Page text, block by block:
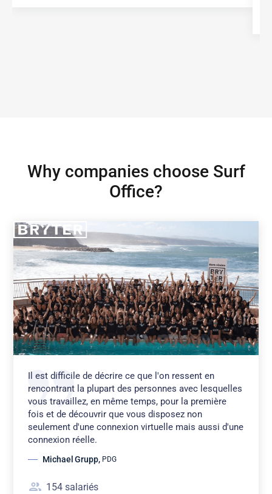
Why companies choose Surf
Office?
Il est difficile de décrire ce que l'on ressent en
rencontrant la plupart des personnes avec lesquelles
vous travaillez, en même temps, pour la première
fois et de découvrir que vous disposez non
seulement d'une connexion virtuelle mais aussi d'une
connexion réelle.
Michael Grupp, PDG
154 salariés